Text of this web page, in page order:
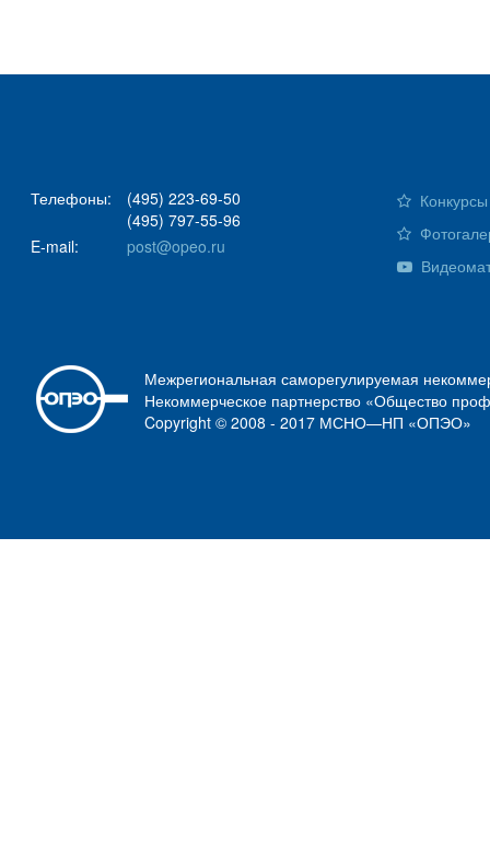
Телефоны:
(495) 223-69-50
(495) 797-55-96
E-mail:
post@opeo.ru
Межрегиональная саморегулируемая
Некоммерческое партнерство «Общество
Copyright © 2008 - 2017 МСНО—НП «ОПЭО»